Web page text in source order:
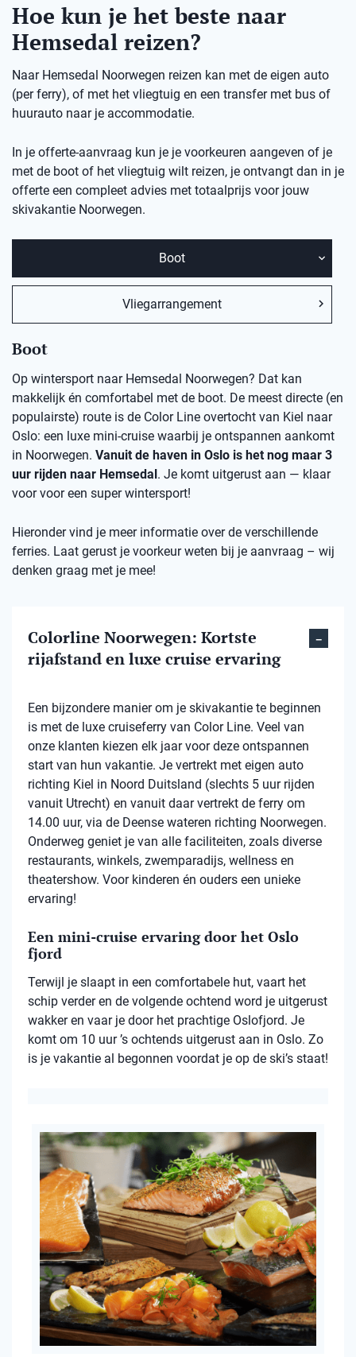
Hoe kun je het beste naar
Hemsedal reizen?
Naar Hemsedal Noorwegen reizen kan met de eigen auto
(per ferry), of met het vliegtuig en een transfer met bus of
huurauto naar je accommodatie.
In je offerte-aanvraag kun je je voorkeuren aangeven of je
met de boot of het vliegtuig wilt reizen, je ontvangt dan in je
offerte een compleet advies met totaalprijs voor jouw
skivakantie Noorwegen.
Boot
Vliegarrangement
Boot
Op wintersport naar Hemsedal Noorwegen? Dat kan
makkelijk én comfortabel met de boot. De meest directe (en
populairste) route is de Color Line overtocht van Kiel naar
Oslo: een luxe mini-cruise waarbij je ontspannen aankomt
in Noorwegen. Vanuit de haven in Oslo is het nog maar 3
uur rijden naar Hemsedal. Je komt uitgerust aan — klaar
voor voor een super wintersport!
Hieronder vind je meer informatie over de verschillende
ferries. Laat gerust je voorkeur weten bij je aanvraag – wij
denken graag met je mee!
Colorline Noorwegen: Kortste
rijafstand en luxe cruise ervaring
Een bijzondere manier om je skivakantie te beginnen
is met de luxe cruiseferry van Color Line. Veel van
onze klanten kiezen elk jaar voor deze ontspannen
start van hun vakantie. Je vertrekt met eigen auto
richting Kiel in Noord Duitsland (slechts 5 uur rijden
vanuit Utrecht) en vanuit daar vertrekt de ferry om
14.00 uur, via de Deense wateren richting Noorwegen.
Onderweg geniet je van alle faciliteiten, zoals diverse
restaurants, winkels, zwemparadijs, wellness en
theatershow. Voor kinderen én ouders een unieke
ervaring!
Een mini-cruise ervaring door het Oslo
fjord
Terwijl je slaapt in een comfortabele hut, vaart het
schip verder en de volgende ochtend word je uitgerust
wakker en vaar je door het prachtige Oslofjord. Je
komt om 10 uur ’s ochtends uitgerust aan in Oslo. Zo
is je vakantie al begonnen voordat je op de ski’s staat!